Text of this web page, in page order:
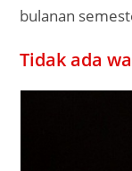
bulanan
Tidak ada